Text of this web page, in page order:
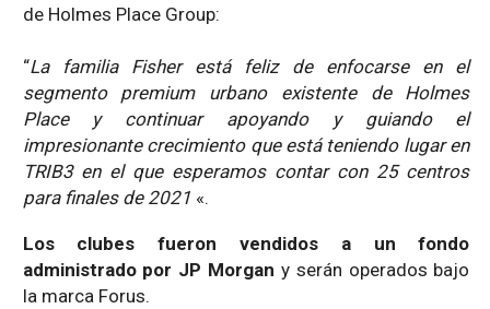
de Holmes Place Group:
“La familia Fisher está feliz de enfocarse en el
segmento premium urbano existente de Holmes
Place y continuar apoyando y guiando el
impresionante crecimiento que está teniendo lugar en
TRIB3 en el que esperamos contar con 25 centros
para finales de 2021 «.
Los clubes fueron vendidos a un fondo
administrado por JP Morgan y serán operados bajo
la marca Forus.